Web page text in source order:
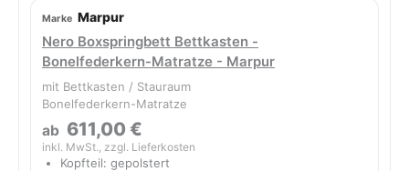
Marpur
Nero Boxspringbett Bettkasten -
Bonelfederkern-Matratze - Marpur
mit Bettkasten / Stauraum
Bonelfederkern-Matratze
ab 611,00 €
inkl. MwSt., zzgl. Lieferkosten
Kopfteil: gepolstert